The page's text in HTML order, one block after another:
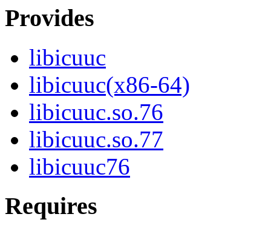
Provides
libicuuc
libicuuc(x86-64)
libicuuc.so.76
libicuuc.so.77
libicuuc76
Requires